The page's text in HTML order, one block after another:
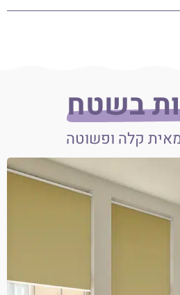
בשטח
קלה ופשוטה